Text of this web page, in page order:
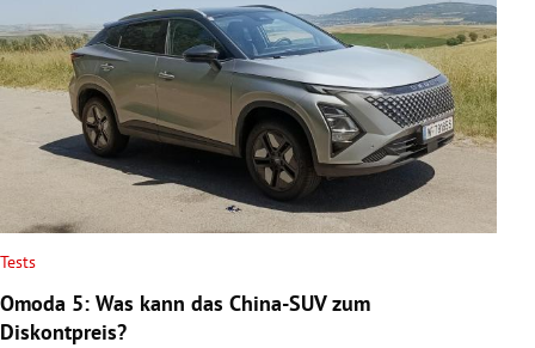
Untermenü
Tests
Omoda 5: Was kann das China-SUV zum
Diskontpreis?